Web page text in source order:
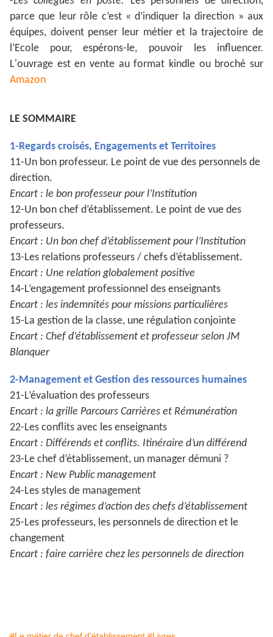
parce que leur rôle c’est « d’indiquer la direction » aux
équipes, doivent penser leur métier et la trajectoire de
l’Ecole pour, espérons-le, pouvoir les influencer.
L'ouvrage est en vente au format kindle ou broché sur
Amazon
LE SOMMAIRE
1-Regards croisés, Engagements et Territoires
11-Un bon professeur. Le point de vue des personnels de
direction.
Encart : le bon professeur pour l’Institution
12-Un bon chef d’établissement. Le point de vue des
professeurs.
Encart : Un bon chef d’établissement pour l’Institution
13-Les relations professeurs / chefs d’établissement.
Encart : Une relation globalement positive
14-L’engagement professionnel des enseignants
Encart : les indemnités pour missions particulières
15-La gestion de la classe, une régulation conjointe
Encart : Chef d’établissement et professeur selon JM
Blanquer
2-Management et Gestion des ressources humaines
21-L’évaluation des professeurs
Encart : la grille Parcours Carrières et Rémunération
22-Les conflits avec les enseignants
Encart : Différends et conflits. Itinéraire d’un différend
23-Le chef d’établissement, un manager démuni ?
Encart : New Public management
24-Les styles de management
Encart : les régimes d’action des chefs d’établissement
25-Les professeurs, les personnels de direction et le
changement
Encart : faire carrière chez les personnels de direction